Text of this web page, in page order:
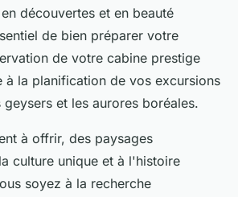
découvertes et en beauté
de bien préparer votre
de votre cabine prestige
à la planification de vos excursions
et les aurores boréales.
à offrir, des paysages
culture unique et à l'histoire
soyez à la recherche